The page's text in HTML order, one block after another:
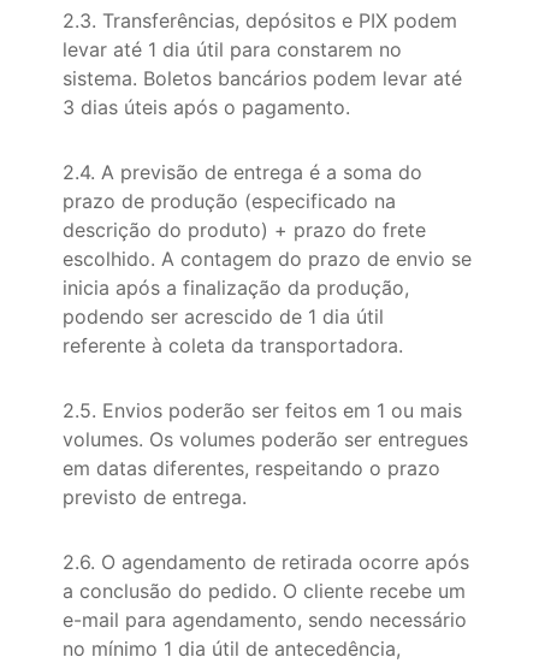
2.3. Transferências, depósitos e PIX podem
levar até 1 dia útil para constarem no
sistema. Boletos bancários podem levar até
3 dias úteis após o pagamento.
2.4. A previsão de entrega é a soma do
prazo de produção (especificado na
descrição do produto) + prazo do frete
escolhido. A contagem do prazo de envio se
inicia após a finalização da produção,
podendo ser acrescido de 1 dia útil
referente à coleta da transportadora.
2.5. Envios poderão ser feitos em 1 ou mais
volumes. Os volumes poderão ser entregues
em datas diferentes, respeitando o prazo
previsto de entrega.
2.6. O agendamento de retirada ocorre após
a conclusão do pedido. O cliente recebe um
e-mail para agendamento, sendo necessário
no mínimo 1 dia útil de antecedência,